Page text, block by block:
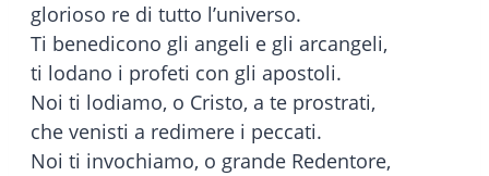
glorioso re di tutto l’universo.
Ti benedicono gli angeli e gli arcangeli,
ti lodano i profeti con gli apostoli.
Noi ti lodiamo, o Cristo, a te prostrati,
che venisti a redimere i peccati.
Noi ti invochiamo, o grande Redentore,